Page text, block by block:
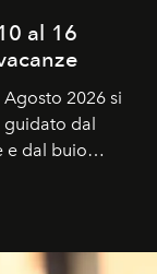
al 16
2026 si
guidato dal
e dal buio